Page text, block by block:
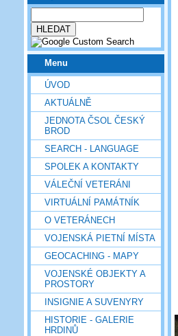
Menu
ÚVOD
AKTUÁLNĚ
JEDNOTA ČSOL ČESKÝ
BROD
SEARCH - LANGUAGE
SPOLEK A KONTAKTY
VÁLEČNÍ VETERÁNI
VIRTUÁLNÍ PAMÁTNÍK
O VETERÁNECH
VOJENSKÁ PIETNÍ MÍSTA
GEOCACHING - MAPY
VOJENSKÉ OBJEKTY A
PROSTORY
INSIGNIE A SUVENYRY
HISTORIE - GALERIE
HRDINŮ